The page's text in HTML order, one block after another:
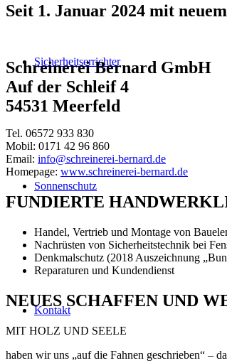
Sicherheitserrichter
Sonnenschutz
Kontakt
Seit 1. Januar 2024 mit
Schreinerei Bernard GmbH
Auf der Schleif 4
54531 Meerfeld
Tel. 06572 933 830
Mobil: 0171 42 96 860
Email: info@schreinerei-bernard.de
Homepage: www.schreinerei-bernard.de
FUNDIERTE
Handel, Vertrieb und Montage von
Nachrüsten von Sicherheitstechnik bei
Denkmalschutz (2018 Auszeichnung
Reparaturen und Kundendienst
NEUES SCHAFFEN UND
MIT HOLZ UND SEELE
haben wir uns „auf die Fahnen geschrieben“ –